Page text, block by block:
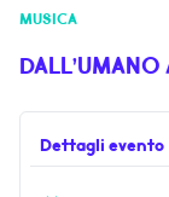
NOTIZIE
OSPITALITÀ
MUSICA
Dettagli evento